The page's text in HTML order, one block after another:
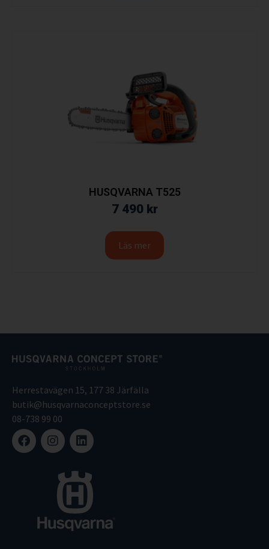
HUSQVARNA T525
7 490 kr
Läs mer
Herrestavägen 15, 177 38 Järfälla
butik@husqvarnaconceptstore.se
08-738 99 00